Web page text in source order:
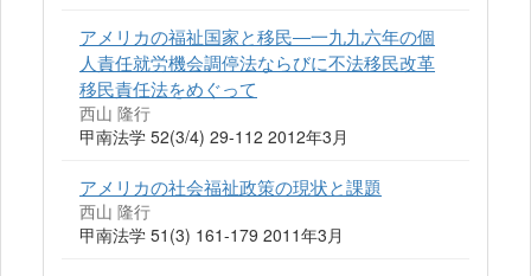
アメリカの福祉国家と移民―一九九六年の個
人責任就労機会調停法ならびに不法移民改革
移民責任法をめぐって
西山 隆行
甲南法学 52(3/4) 29-112 2012年3月
アメリカの社会福祉政策の現状と課題
西山 隆行
甲南法学 51(3) 161-179 2011年3月